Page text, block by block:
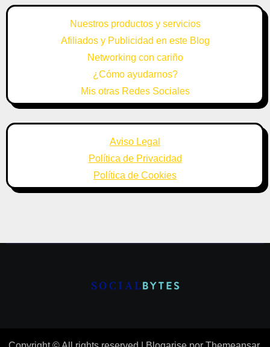
Nuestros productos y servicios
Afiliados y Publicidad en este Blog
Networking con cariño
¿Cómo ayudarnos?
Mis otras Redes Sociales
Aviso Legal
Política de Privacidad
Política de Cookies